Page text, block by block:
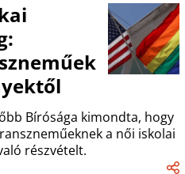
Bírósága kimondta, hogy
a női iskolai
részvételt.